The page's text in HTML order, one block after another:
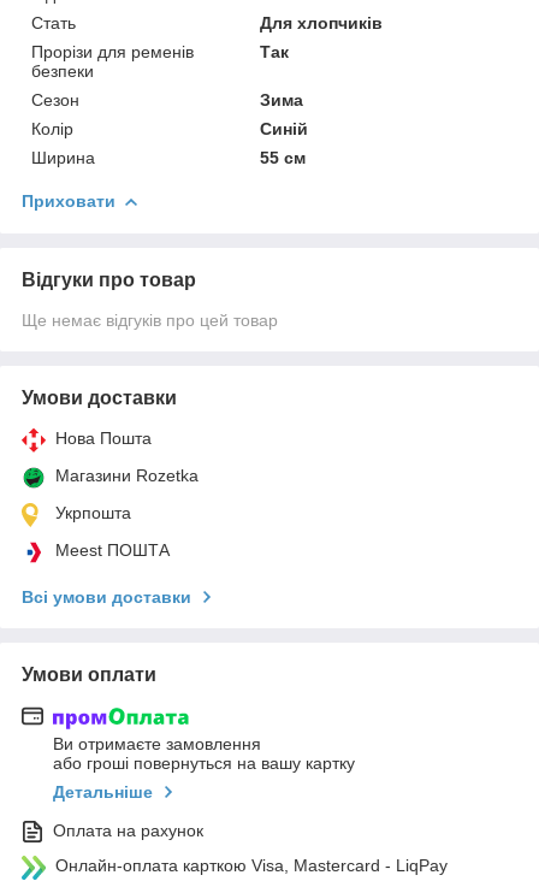
Стать
Для хлопчиків
Прорізи для ременів
безпеки
Так
Сезон
Зима
Колір
Синій
Ширина
55 см
Приховати
Відгуки про товар
Ще немає відгуків про цей товар
Умови доставки
Нова Пошта
Магазини Rozetka
Укрпошта
Meest ПОШТА
Всі умови доставки
Умови оплати
Ви отримаєте замовлення
або гроші повернуться на вашу картку
Детальніше
Оплата на рахунок
Онлайн-оплата карткою Visa, Mastercard - LiqPay